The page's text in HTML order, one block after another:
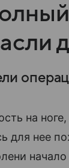
на
для нее